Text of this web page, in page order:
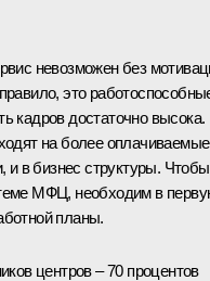
невозможен без
это
кадров достаточно высока.
на более оплачиваемые
и в бизнес структуры. Чтобы
МФЦ, необходим в
планы.
центров – 70 процентов